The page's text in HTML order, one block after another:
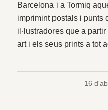
Barcelona i a Tormiq
imprimint postals i punts
il·lustradores que a
art i els seus prints a tot
16